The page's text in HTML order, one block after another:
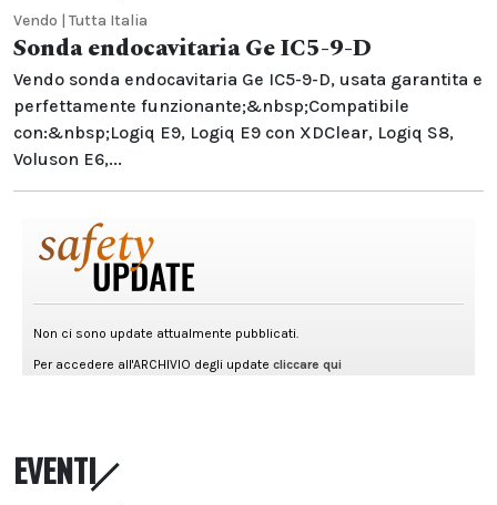
Vendo | Tutta Italia
Sonda endocavitaria Ge IC5-9-D
Vendo sonda endocavitaria Ge IC5-9-D, usata garantita e
perfettamente funzionante;&nbsp;Compatibile
con:&nbsp;Logiq E9, Logiq E9 con XDClear, Logiq S8,
Voluson E6,...
EVENTI